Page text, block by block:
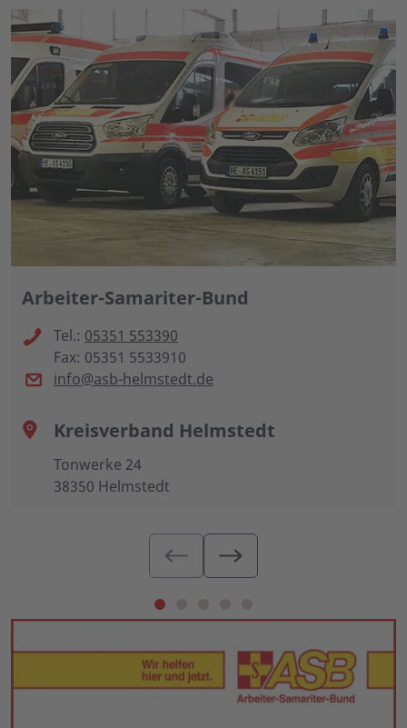
Arbeiter-Samariter-Bund
Tel.: 05351 553390
Fax: 05351 5533910
info@asb-helmstedt.de
Kreisverband Helmstedt
Tonwerke 24
38350 Helmstedt